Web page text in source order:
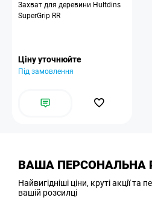
Захват для деревини Hultdins
SuperGrip RR
Ціну уточнюйте
Під замовлення
ВАША ПЕРСОНАЛЬНА
Найвигідніші ціни, круті акції та
вашій розсилці